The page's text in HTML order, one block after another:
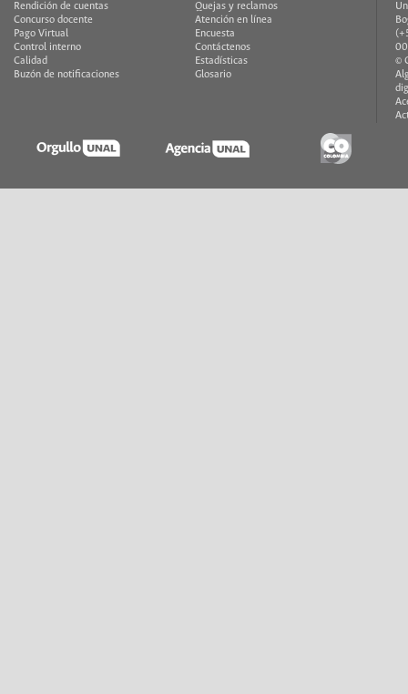
Rendición de cuentas
Concurso docente
Pago Virtual
Control interno
Calidad
Buzón de notificaciones
Quejas y reclamos
Atención en línea
Encuesta
Contáctenos
Estadísticas
Glosario
©